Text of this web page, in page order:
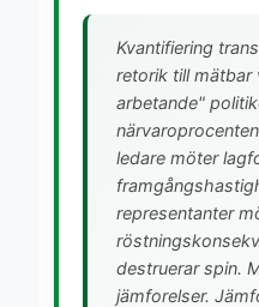
Kvantifiering
retorik till mätbar
arbetande"
ledare möter
representanter
destruerar spin.
jämforelser.